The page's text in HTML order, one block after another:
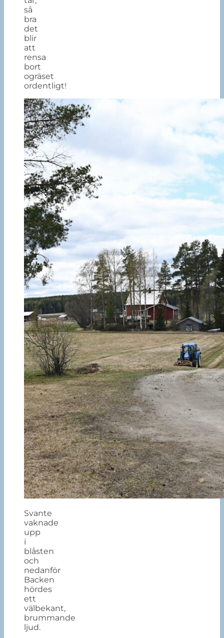
så
bra
det
blir
att
rensa
bort
ogräset
ordentligt!
Svante
vaknade
upp
i
blåsten
och
nedanför
Backen
hördes
ett
välbekant,
brummande
ljud.